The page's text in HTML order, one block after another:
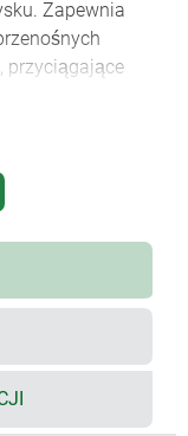
Zapewnia
przyciągające
i
o wysokim
UV lub z
promienie
do IP 65,
ramach